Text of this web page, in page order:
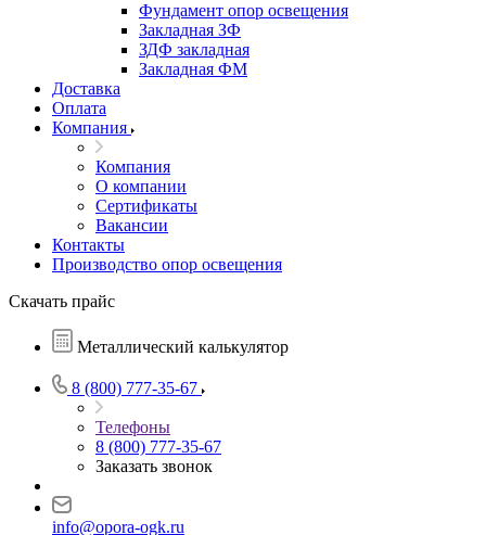
Фундамент опор освещения
Закладная ЗФ
ЗДФ закладная
Закладная ФМ
Доставка
Оплата
Компания
Компания
О компании
Сертификаты
Вакансии
Контакты
Производство опор освещения
Скачать прайс
Металлический калькулятор
8 (800) 777-35-67
Телефоны
8 (800) 777-35-67
Заказать звонок
info@opora-ogk.ru